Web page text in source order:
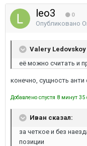
leo3 0
Опубликовано
Valery Ledovskoy
её можно считать и
конечно, сущность анти
Добавлено спустя 8 минут 35
Иван сказал:
за четкое и без
позиции